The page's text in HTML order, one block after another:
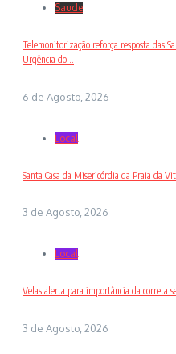
Saude
Telemonitorização reforça resposta das
Urgência do...
6 de Agosto, 2026
Local
Santa Casa da Misericórdia da Praia da
3 de Agosto, 2026
Local
Velas alerta para importância da correta
3 de Agosto, 2026